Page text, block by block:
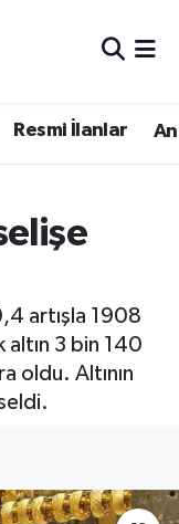
Resmi İlanlar
artışla 1908
altın 3 bin 140
oldu. Altının